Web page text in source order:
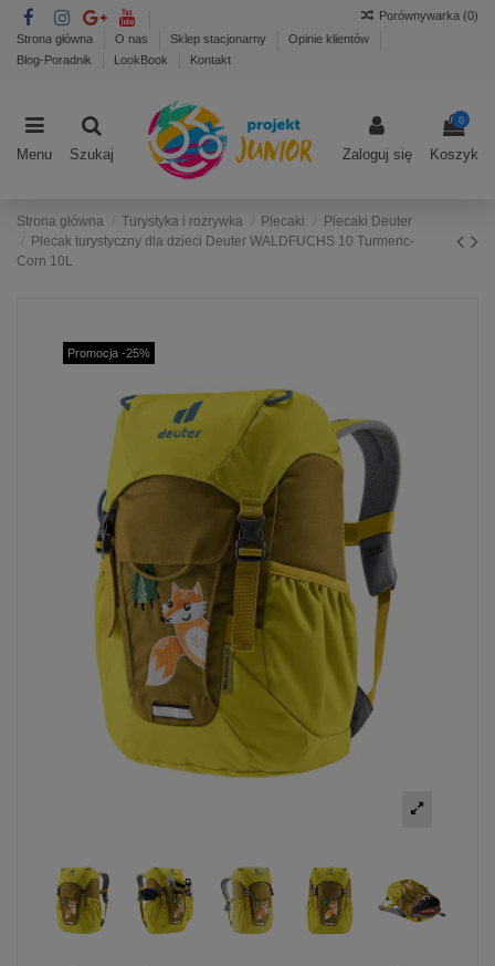
Strona główna O nas Sklep stacjonarny
Opinie klientów
Blog-Poradnik
LookBook Kontakt
Porównywarka (0)
Menu Szukaj Zaloguj się
0
Koszyk
Strona główna Turystyka i rozrywka Plecaki
Plecaki Deuter
Plecak turystyczny dla dzieci Deuter WALDFUCHS 10 Turmeric-
Corn 10L
Promocja -25%